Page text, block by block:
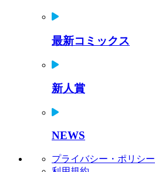
最新コミックス
新人賞
NEWS
プライバシー・ポリシー